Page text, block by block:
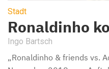
Stadt
Ronaldinho
Ingo Bartsch
„Ronaldinho & friends vs.